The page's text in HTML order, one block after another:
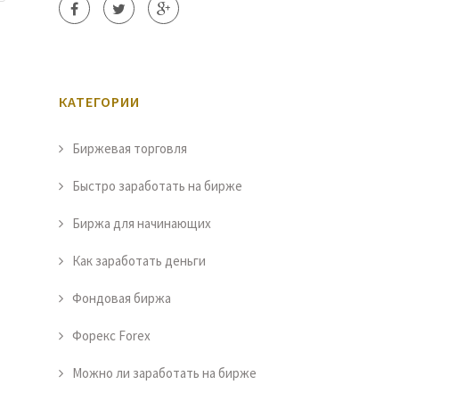
КАТЕГОРИИ
Биржевая торговля
Быстро заработать на бирже
Биржа для начинающих
Как заработать деньги
Фондовая биржа
Форекс Forex
Можно ли заработать на бирже